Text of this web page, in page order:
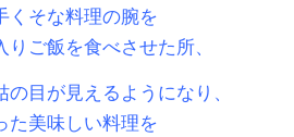
くそな料理の腕を
ご飯を食べさせた所、
目が見えるようになり、
た美味しい料理を